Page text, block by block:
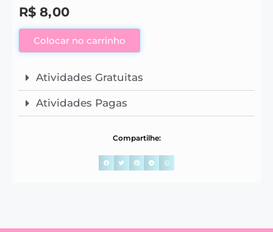
R$ 8,00
Colocar no carrinho
Atividades Gratuitas
Atividades Pagas
Compartilhe: